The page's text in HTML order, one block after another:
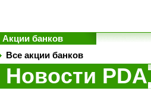
Акции банков
Все акции банков
Новости PDA